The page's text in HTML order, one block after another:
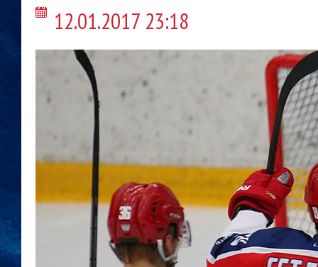
12.01.2017 23:18